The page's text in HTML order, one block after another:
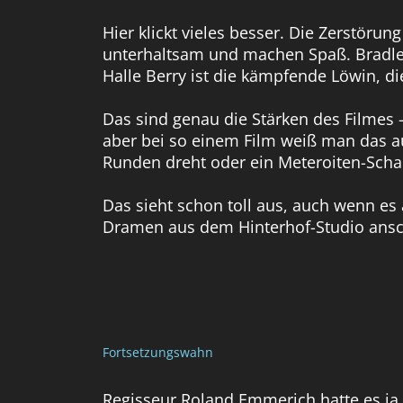
Hier klickt vieles besser. Die
unterhaltsam und machen Spaß.
Halle Berry ist die kämpfende Löwin,
Das sind genau die Stärken des
aber bei so einem Film weiß man das
Runden dreht oder ein Meteroiten-
Das sieht schon toll aus, auch wenn
Dramen aus dem Hinterhof-Studio
Fortsetzungswahn